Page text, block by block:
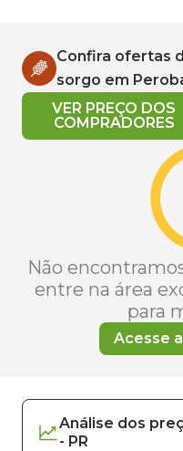
Confira ofertas
sorgo em
VER PREÇO DOS
COMPRADORES
Não
entre na área
para
Acesse
Análise dos
- PR